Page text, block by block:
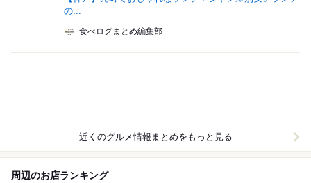
の...
食べログまとめ編集部
近くのグルメ情報まとめをもっと見る
周辺のお店ランキング